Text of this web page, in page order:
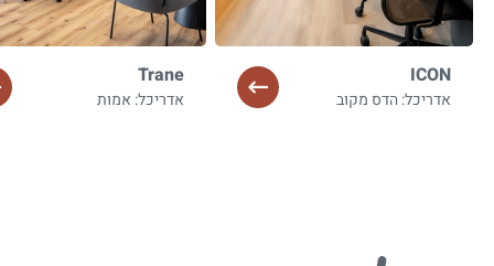
ICON
אדריכל: הדס מקוב
Trane
אדריכל: אמות